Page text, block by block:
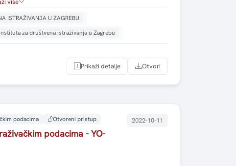
više
ISTRAŽIVANJA U ZAGREBU
za društvena istraživanja u Zagrebu
Prikaži detalje Otvori
podacima Otvoreni pristup
podacima - YO-
2022-10-11